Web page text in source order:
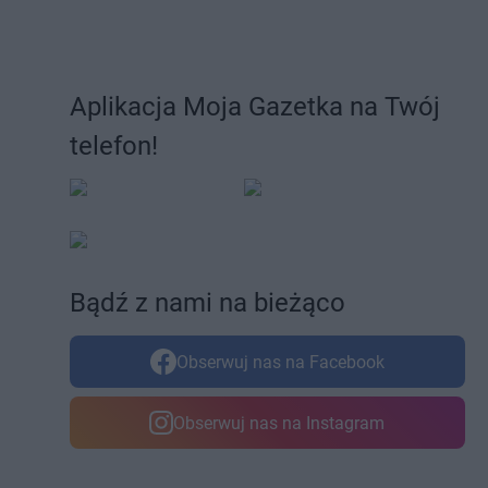
Aplikacja Moja Gazetka na Twój
telefon!
Bądź z nami na bieżąco
Obserwuj nas na Facebook
Obserwuj nas na Instagram